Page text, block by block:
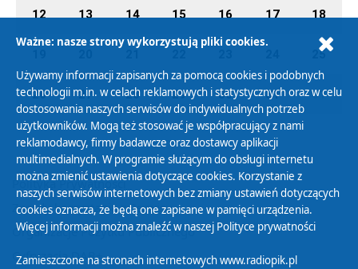
12 13 14 15 16 17 18
25
26 27 28 29 30 31 01
Polityka Prywatności
Zasady korzystania z Serwisu
Organizacje Pożytku Publicznego
Cyfryzacja DAB+
Ważne: nasze strony wykorzystują pliki cookies.
Używamy informacji zapisanych za pomocą cookies i podobnych
technologii m.in. w celach reklamowych i statystycznych oraz w celu
dostosowania naszych serwisów do indywidualnych potrzeb
użytkowników. Mogą też stosować je współpracujący z nami
reklamodawcy, firmy badawcze oraz dostawcy aplikacji
multimedialnych. W programie służącym do obsługi internetu
można zmienić ustawienia dotyczące cookies. Korzystanie z
naszych serwisów internetowych bez zmiany ustawień dotyczących
cookies oznacza, że będą one zapisane w pamięci urządzenia.
Więcej informacji można znaleźć w naszej Polityce prywatności
Zamieszczone na stronach internetowych www.radiopik.pl